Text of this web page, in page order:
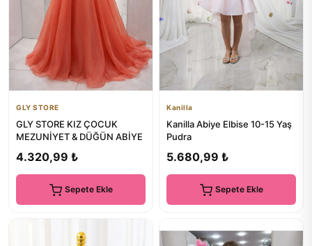
GLY STORE
GLY STORE KIZ ÇOCUK
MEZUNİYET & DÜĞÜN ABİYE
4.320,99 ₺
Sepete Ekle
Kanilla
Kanilla Abiye Elbise 10-15 Yaş
Pudra
5.680,99 ₺
Sepete Ekle